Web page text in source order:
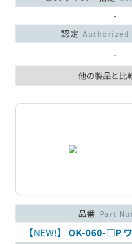
-
認定 Authorized
-
他の製品と比
品番 Part
【NEW!】 OK-060-□P